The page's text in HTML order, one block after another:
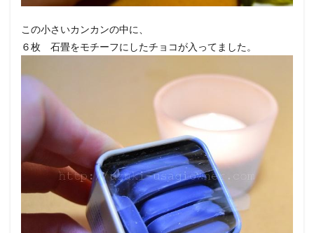
この小さいカンカンの中に、
６枚 石畳をモチーフにしたチョコが入ってました。